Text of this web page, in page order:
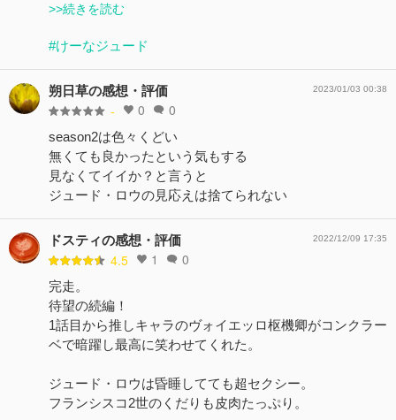
>>続きを読む
#けーなジュード
朔日草の感想・評価
- 0 0
2023/01/03 00:38
season2は色々くどい
無くても良かったという気もする
見なくてイイか？と言うと
ジュード・ロウの見応えは捨てられない
ドスティの感想・評価
4.5 1 0
2022/12/09 17:35
完走。
待望の続編！
1話目から推しキャラのヴォイエッロ枢機卿がコンクラー
ベで暗躍し最高に笑わせてくれた。
ジュード・ロウは昏睡してても超セクシー。
フランシスコ2世のくだりも皮肉たっぷり。